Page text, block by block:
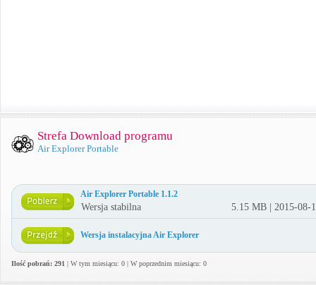
Strefa Download programu
Air Explorer Portable
Air Explorer Portable 1.1.2
Wersja stabilna 5.15 MB | 2015-08-
Wersja instalacyjna Air Explorer
Ilość pobrań: 291 | W tym miesiącu: 0 | W poprzednim miesiącu: 0